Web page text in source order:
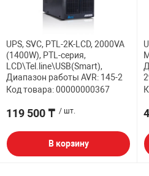
UPS, SVC, PTL-2K-LCD, 2000VA
(1400W), PTL-серия,
LCD\Tel.line\USB(Smart),
Диапазон работы AVR: 145-2
Код товара: 00000000367
119 500 ₸ / шт.
В корзину